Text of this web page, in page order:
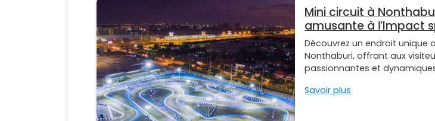
Mini circuit à
amusante à ľImpact
Découvrez un endroit unique
Nonthaburi, offrant aux
passionnantes et
Savoir plus